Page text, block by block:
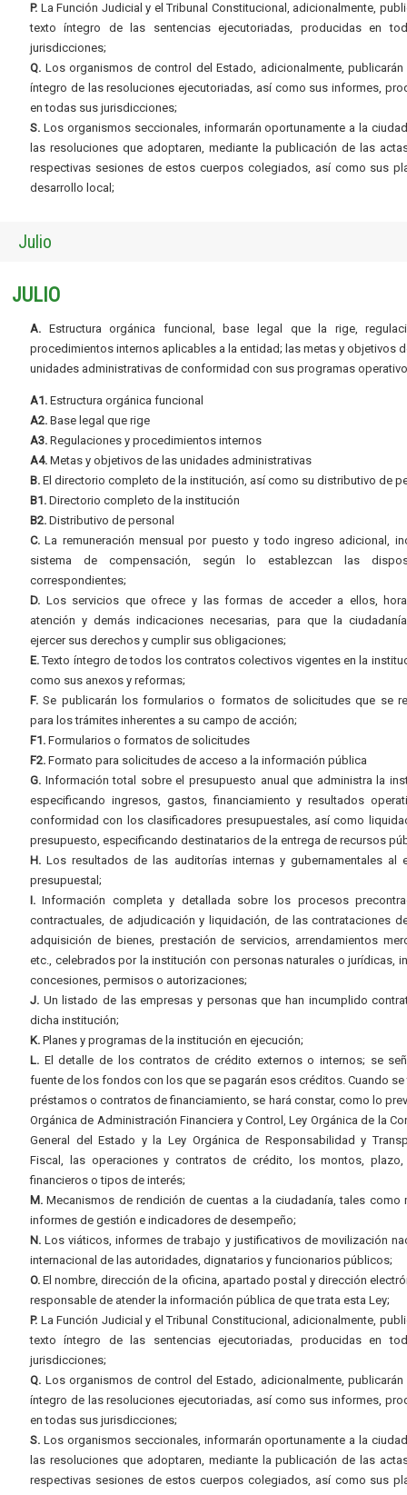
P. La Función Judicial y el Tribunal Constitucional, adicionalmente,
texto íntegro de las sentencias ejecutoriadas, producidas en
jurisdicciones;
Q. Los organismos de control del Estado, adicionalmente, publicarán
íntegro de las resoluciones ejecutoriadas, así como sus informes,
en todas sus jurisdicciones;
S. Los organismos seccionales, informarán oportunamente a la
las resoluciones que adoptaren, mediante la publicación de las
respectivas sesiones de estos cuerpos colegiados, así como sus
desarrollo local;
Julio
JULIO
A. Estructura orgánica funcional, base legal que la rige,
procedimientos internos aplicables a la entidad; las metas y objetivos
unidades administrativas de conformidad con sus programas
A1. Estructura orgánica funcional
A2. Base legal que rige
A3. Regulaciones y procedimientos internos
A4. Metas y objetivos de las unidades administrativas
B. El directorio completo de la institución, así como su distributivo de
B1. Directorio completo de la institución
B2. Distributivo de personal
C. La remuneración mensual por puesto y todo ingreso adicional,
sistema de compensación, según lo establezcan las
correspondientes;
D. Los servicios que ofrece y las formas de acceder a ellos,
atención y demás indicaciones necesarias, para que la
ejercer sus derechos y cumplir sus obligaciones;
E.Texto íntegro de todos los contratos colectivos vigentes en la
como sus anexos y reformas;
F. Se publicarán los formularios o formatos de solicitudes que se
para los trámites inherentes a su campo de acción;
F1. Formularios o formatos de solicitudes
F2. Formato para solicitudes de acceso a la información pública
G. Información total sobre el presupuesto anual que administra la
especificando ingresos, gastos, financiamiento y resultados
conformidad con los clasificadores presupuestales, así como
presupuesto, especificando destinatarios de la entrega de recursos
H. Los resultados de las auditorías internas y gubernamentales al
presupuestal;
I. Información completa y detallada sobre los procesos
contractuales, de adjudicación y liquidación, de las contrataciones
adquisición de bienes, prestación de servicios, arrendamientos
etc., celebrados por la institución con personas naturales o jurídicas,
concesiones, permisos o autorizaciones;
J. Un listado de las empresas y personas que han incumplido
dicha institución;
K. Planes y programas de la institución en ejecución;
L. El detalle de los contratos de crédito externos o internos; se
fuente de los fondos con los que se pagarán esos créditos. Cuando se
préstamos o contratos de financiamiento, se hará constar, como lo
Orgánica de Administración Financiera y Control, Ley Orgánica de la
General del Estado y la Ley Orgánica de Responsabilidad y
Fiscal, las operaciones y contratos de crédito, los montos,
financieros o tipos de interés;
M. Mecanismos de rendición de cuentas a la ciudadanía, tales como
informes de gestión e indicadores de desempeño;
N. Los viáticos, informes de trabajo y justificativos de movilización
internacional de las autoridades, dignatarios y funcionarios públicos;
O. El nombre, dirección de la oficina, apartado postal y dirección
responsable de atender la información pública de que trata esta Ley;
P. La Función Judicial y el Tribunal Constitucional, adicionalmente,
texto íntegro de las sentencias ejecutoriadas, producidas en
jurisdicciones;
Q. Los organismos de control del Estado, adicionalmente, publicarán
íntegro de las resoluciones ejecutoriadas, así como sus informes,
en todas sus jurisdicciones;
S. Los organismos seccionales, informarán oportunamente a la
las resoluciones que adoptaren, mediante la publicación de las
respectivas sesiones de estos cuerpos colegiados, así como sus